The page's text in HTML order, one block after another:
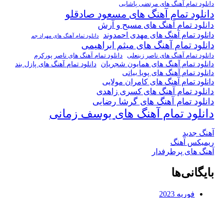
دانلود تمام آهنگ های مرتضی پاشایی
دانلود تمام آهنگ های مسعود صادقلو
دانلود تمام آهنگ های مسیح و آرش
دانلود تمام آهنگ های مهدی احمدوند دانلود تمام آهنگ های مهراد جم
دانلود تمام آهنگ های میثم ابراهیمی
دانلود تمام آهنگ های ناصر زینعلی دانلود تمام آهنگ های ناصر پورکرم
دانلود تمام آهنگ های همایون شجریان دانلود تمام آهنگ های پازل بند
دانلود تمام آهنگ های پویا بیاتی
دانلود تمام آهنگ های کامران مولایی
دانلود تمام آهنگ های کسری زاهدی
دانلود تمام آهنگ های گرشا رضایی
دانلود تمام آهنگ های یوسف زمانی
آهنگ جدید
ریمیکس آهنگ
آهنگ های پرطرفدار
بایگانی‌ها
فوریه 2023